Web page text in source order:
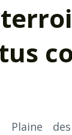
Plaine